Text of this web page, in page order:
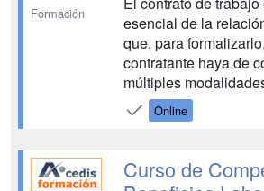
Formación
esencial de la
que, para
contratante haya de
múltiples
el ordenamiento
vano, si sus
modalidad elegida,
verse notable afec...
Online
Curso de